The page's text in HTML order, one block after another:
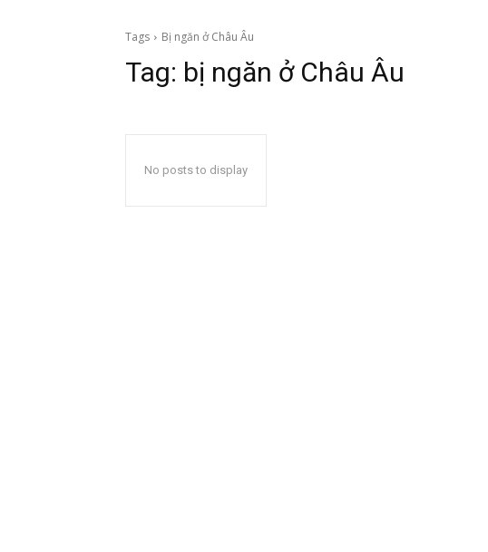
Tags Bị ngăn ở Châu Âu
Tag: bị ngăn ở Châu Âu
No posts to display